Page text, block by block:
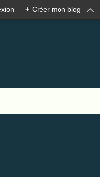
+ Créer mon blog